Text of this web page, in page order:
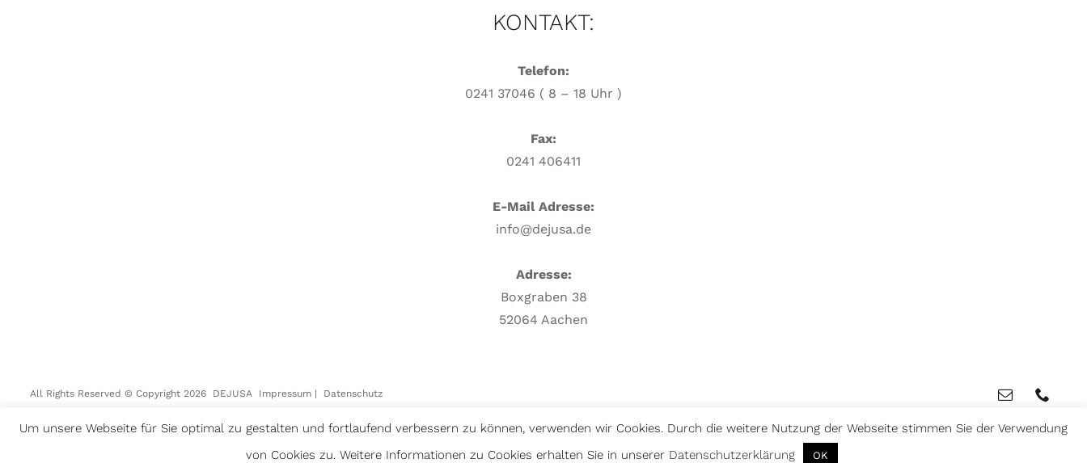
KONTAKT:
Telefon:
0241 37046 ( 8 – 18 Uhr )
Fax:
0241 406411
E-Mail Adresse:
info@dejusa.de
Adresse:
Boxgraben 38
52064 Aachen
All Rights Reserved © Copyright 2026 DEJUSA Impressum | Datenschutz
E-
Um unsere Webseite für Sie optimal zu gestalten und fortlaufend verbessern zu können, verwenden wir Cookies. Durch die weitere Nutzung der Webseite stimmen Sie der Verwendung
von Cookies zu. Weitere Informationen zu Cookies erhalten Sie in unserer Datenschutzerklärung OK